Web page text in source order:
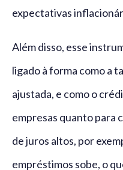
expectativas
Além disso, esse
ligado à forma como a
ajustada, e como o
empresas quanto para
de juros altos, por
empréstimos sobe, o